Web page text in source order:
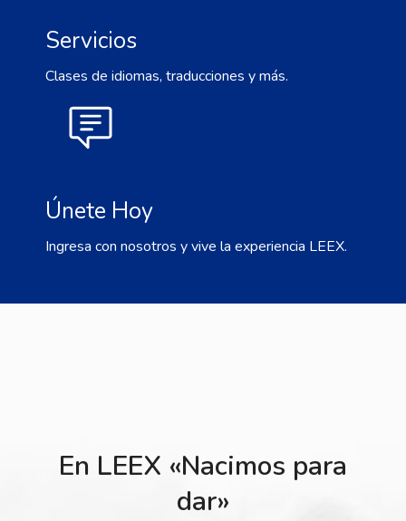
Servicios
Clases de idiomas, traducciones y más.
Únete Hoy
Ingresa con nosotros y vive la experiencia LEEX.
En LEEX «Nacimos para
dar»